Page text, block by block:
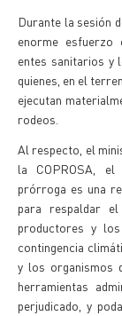
Durante la sesión
enorme esfuerzo
entes sanitarios y
quienes, en el
ejecutan
rodeos.
Al respecto, el
la COPROSA, el
prórroga es una
para respaldar
productores y
contingencia
y los organismos
herramientas
perjudicado, y